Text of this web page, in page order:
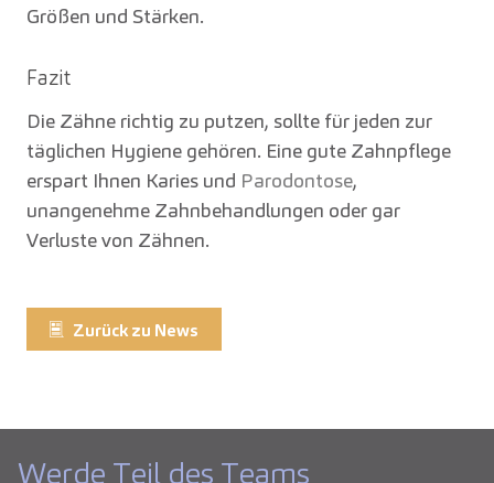
Größen und Stärken.
Fazit
Die Zähne richtig zu putzen, sollte für jeden zur
täglichen Hygiene gehören. Eine gute Zahnpflege
erspart Ihnen Karies und Parodontose,
unangenehme Zahnbehandlungen oder gar
Verluste von Zähnen.
Zurück zu News
Werde Teil des Teams